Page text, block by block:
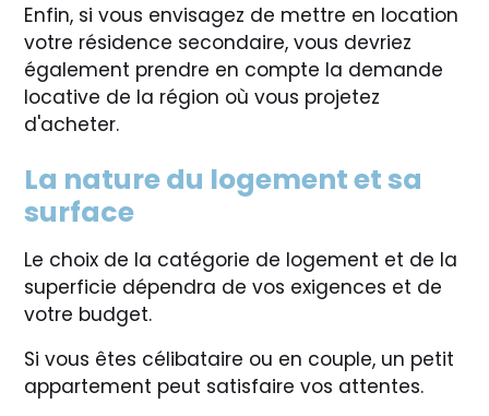
Enfin, si vous envisagez de mettre en location
votre résidence secondaire, vous devriez
également prendre en compte la demande
locative de la région où vous projetez
d'acheter.
La nature du logement et sa
surface
Le choix de la catégorie de logement et de la
superficie dépendra de vos exigences et de
votre budget.
Si vous êtes célibataire ou en couple, un petit
appartement peut satisfaire vos attentes.